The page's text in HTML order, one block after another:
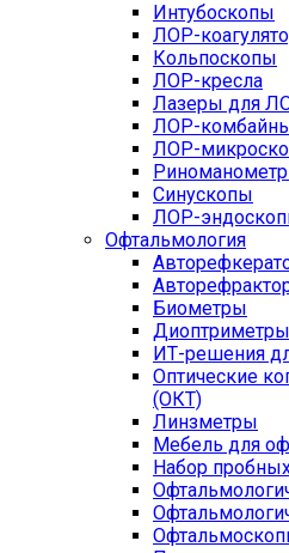
Интубоскопы
ЛОР-
Кольпоскопы
ЛОР-кресла
Лазеры для
ЛОР-
ЛОР-
Синускопы
ЛОР-
Офтальмология
Биометры
Диоптриметры
ИТ-решения
Оптические
(ОКТ)
Линзметры
Мебель для
Набор